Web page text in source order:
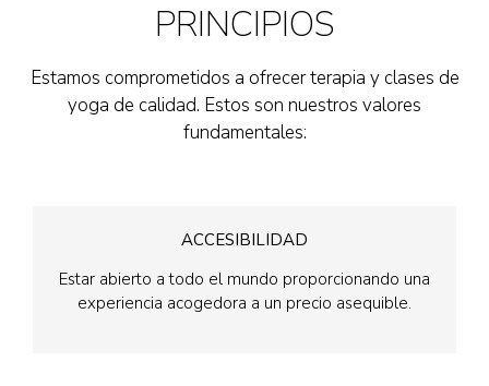
PRINCIPIOS
Estamos comprometidos a ofrecer terapia y clases de
yoga de calidad. Estos son nuestros valores
fundamentales:
ACCESIBILIDAD
Estar abierto a todo el mundo proporcionando una
experiencia acogedora a un precio asequible.